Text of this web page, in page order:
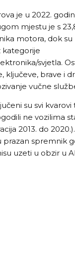
je u 2022.
mjestu je s
motora, dok su
kategorije
svjetla.
ključeve, brave i
vučne
su svi
ne vozilima
2013. do
prazan spremnik
uzeti u obzir u